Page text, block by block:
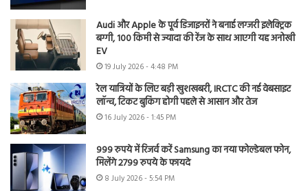
Audi और Apple के पूर्व डिजाइनरों ने बनाई लग्जरी इलेक्ट्रिक
बग्गी, 100 किमी से ज्यादा की रेंज के साथ आएगी यह अनोखी
EV
19 July 2026 - 4:48 PM
रेल यात्रियों के लिए बड़ी खुशखबरी, IRCTC की नई वेबसाइट
लॉन्च, टिकट बुकिंग होगी पहले से आसान और तेज
16 July 2026 - 1:45 PM
999 रुपये में रिजर्व करें Samsung का नया फोल्डेबल फोन,
मिलेंगे 2799 रुपये के फायदे
8 July 2026 - 5:54 PM